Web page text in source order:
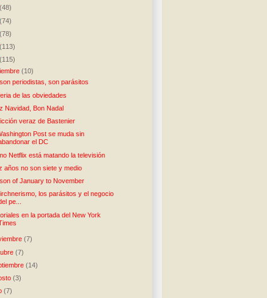
(48)
(74)
(78)
(113)
(115)
(10)
periodistas, son parásitos
de las obviedades
Navidad, Bon Nadal
veraz de Bastenier
Post se muda sin
el DC
Netflix está matando la televisión
años no son siete y medio
of January to November
los parásitos y el negocio
pe...
en la portada del New York
(7)
(7)
(14)
(3)
(7)